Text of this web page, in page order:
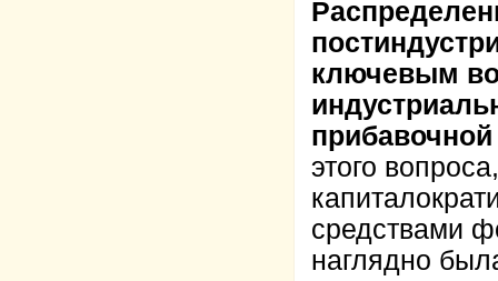
ключевым
этого
средствами
наглядно